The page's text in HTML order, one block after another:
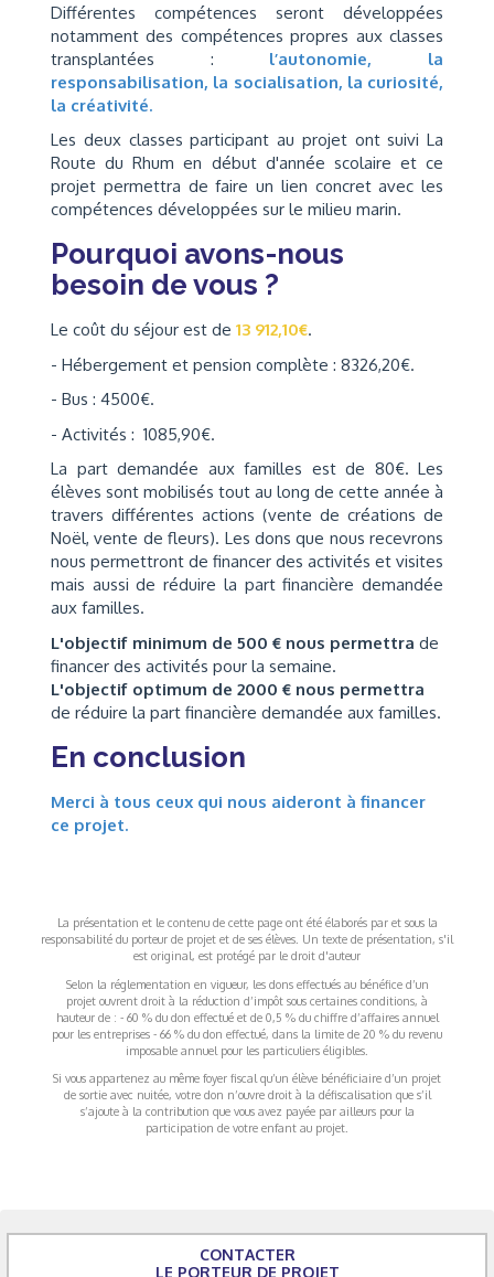
Différentes compétences seront développées
notamment des compétences propres aux classes
transplantées : l’autonomie, la
responsabilisation, la socialisation, la curiosité,
la créativité.
Les deux classes participant au projet ont suivi La
Route du Rhum en début d'année scolaire et ce
projet permettra de faire un lien concret avec les
compétences développées sur le milieu marin.
Pourquoi avons-nous
besoin de vous ?
Le coût du séjour est de 13 912,10€.
- Hébergement et pension complète : 8326,20€.
- Bus : 4500€.
- Activités : 1085,90€.
La part demandée aux familles est de 80€. Les
élèves sont mobilisés tout au long de cette année à
travers différentes actions (vente de créations de
Noël, vente de fleurs). Les dons que nous recevrons
nous permettront de financer des activités et visites
mais aussi de réduire la part financière demandée
aux familles.
L'objectif minimum de 500 € nous permettra de
financer des activités pour la semaine.
L'objectif optimum de 2000 € nous permettra
de réduire la part financière demandée aux familles.
En conclusion
Merci à tous ceux qui nous aideront à financer
ce projet.
La présentation et le contenu de cette page ont été élaborés par et sous la
responsabilité du porteur de projet et de ses élèves. Un texte de présentation, s'il
est original, est protégé par le droit d'auteur
Selon la réglementation en vigueur, les dons effectués au bénéfice d’un
projet ouvrent droit à la réduction d’impôt sous certaines conditions, à
hauteur de : - 60 % du don effectué et de 0,5 % du chiffre d’affaires annuel
pour les entreprises - 66 % du don effectué, dans la limite de 20 % du revenu
imposable annuel pour les particuliers éligibles.
Si vous appartenez au même foyer fiscal qu’un élève bénéficiaire d’un projet
de sortie avec nuitée, votre don n’ouvre droit à la défiscalisation que s’il
s’ajoute à la contribution que vous avez payée par ailleurs pour la
participation de votre enfant au projet.
CONTACTER
LE PORTEUR DE PROJET